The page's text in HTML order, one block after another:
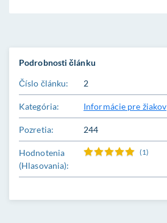
Podrobnosti článku
Číslo článku: 2
Kategória: Informácie pre žiakov
Pozretia: 244
Hodnotenia
(Hlasovania):
(1)